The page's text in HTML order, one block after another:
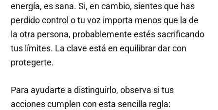
energía, es sana. Si, en cambio, sientes que has
perdido control o tu voz importa menos que la de
la otra persona, probablemente estés sacrificando
tus límites. La clave está en equilibrar dar con
protegerte.
Para ayudarte a distinguirlo, observa si tus
acciones cumplen con esta sencilla regla: